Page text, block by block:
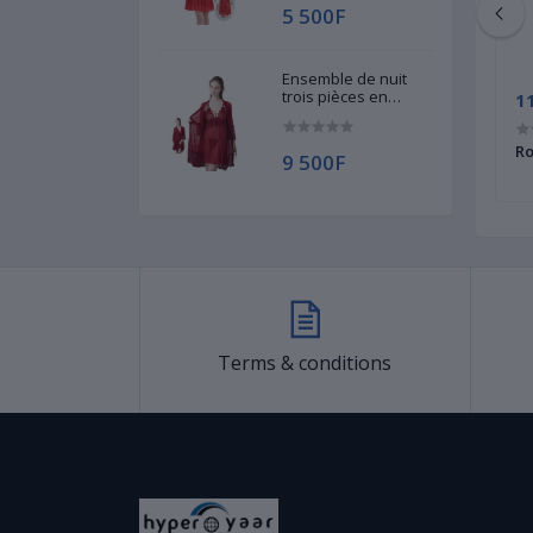
5 500F
Ensemble de nuit
trois pièces en
courte, Gilet et String
9 500F
24 500F
Abaya pour Femme Musulmane -
Modèle code 536
Terms & conditions